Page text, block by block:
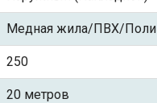
Медная жила/ПВХ/
250
20 метров